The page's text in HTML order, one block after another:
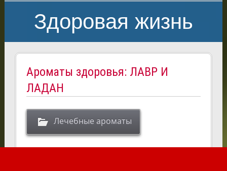
Здоровая жизнь
Ароматы здоровья: ЛАВР И
ЛАДАН
Лечебные ароматы